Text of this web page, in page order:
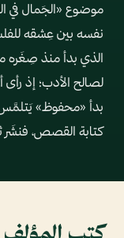
موضوع «الجَمال في
نفسه بين عِشقه
الذي بدأ منذ صِغَره
لصالح الأدب؛ إذ
بدأ «محفوظ» يَتلمَّس
كتابة القصص،
كتب المؤلف